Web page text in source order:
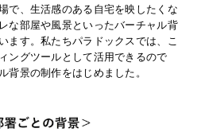
で、生活感のある自宅を映したくな
な部屋や風景といったバーチャル背
ます。私たちパラドックスでは、こ
ングツールとして活用できるので
背景の制作をはじめました。